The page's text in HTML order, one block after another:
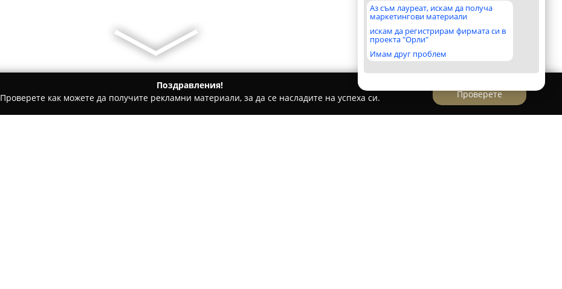
Аз съм лауреат, искам да получа
маркетингови материали
искам да регистрирам фирмата си в
проекта "Орли"
Имам друг проблем
Поздравления!
Проверете как можете да получите рекламни материали, за да се насладите на успеха си.
Проверете